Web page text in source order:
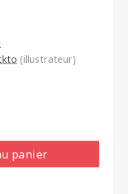
(illustrateur)
panier